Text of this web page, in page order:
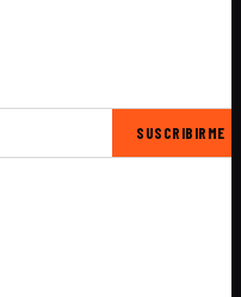
SUSCRIBIRME